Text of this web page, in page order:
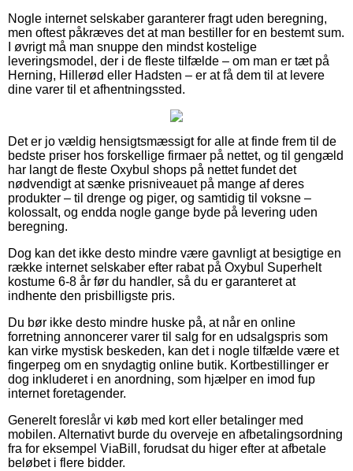
Nogle internet selskaber garanterer fragt uden beregning,
men oftest påkræves det at man bestiller for en bestemt sum.
I øvrigt må man snuppe den mindst kostelige
leveringsmodel, der i de fleste tilfælde – om man er tæt på
Herning, Hillerød eller Hadsten – er at få dem til at levere
dine varer til et afhentningssted.
Det er jo vældig hensigtsmæssigt for alle at finde frem til de
bedste priser hos forskellige firmaer på nettet, og til gengæld
har langt de fleste Oxybul shops på nettet fundet det
nødvendigt at sænke prisniveauet på mange af deres
produkter – til drenge og piger, og samtidig til voksne –
kolossalt, og endda nogle gange byde på levering uden
beregning.
Dog kan det ikke desto mindre være gavnligt at besigtige en
række internet selskaber efter rabat på Oxybul Superhelt
kostume 6-8 år før du handler, så du er garanteret at
indhente den prisbilligste pris.
Du bør ikke desto mindre huske på, at når en online
forretning annoncerer varer til salg for en udsalgspris som
kan virke mystisk beskeden, kan det i nogle tilfælde være et
fingerpeg om en snydagtig online butik. Kortbestillinger er
dog inkluderet i en anordning, som hjælper en imod fup
internet foretagender.
Generelt foreslår vi køb med kort eller betalinger med
mobilen. Alternativt burde du overveje en afbetalingsordning
fra for eksempel ViaBill, forudsat du higer efter at afbetale
beløbet i flere bidder.